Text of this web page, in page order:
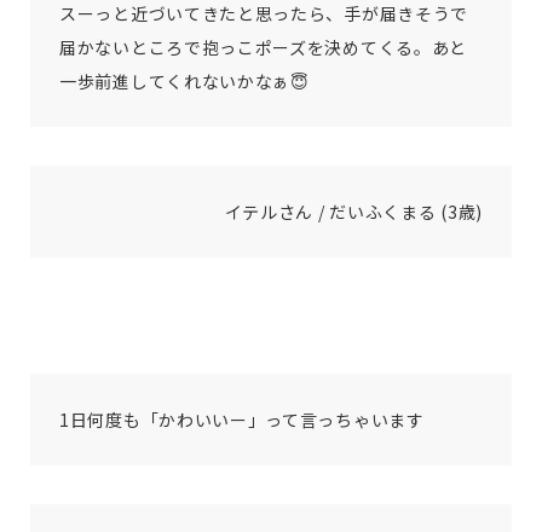
スーっと近づいてきたと思ったら、手が届きそうで
届かないところで抱っこポーズを決めてくる。あと
一歩前進してくれないかなぁ😇
イテルさん / だいふくまる (3歳)
1日何度も「かわいいー」って言っちゃいます